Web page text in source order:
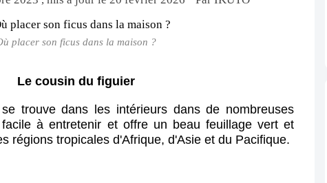
placer son ficus dans la maison ?
Le cousin du figuier
trouve dans les intérieurs dans de nombreuses
à entretenir et offre un beau feuillage vert et
régions tropicales d'Afrique, d'Asie et du Pacifique.